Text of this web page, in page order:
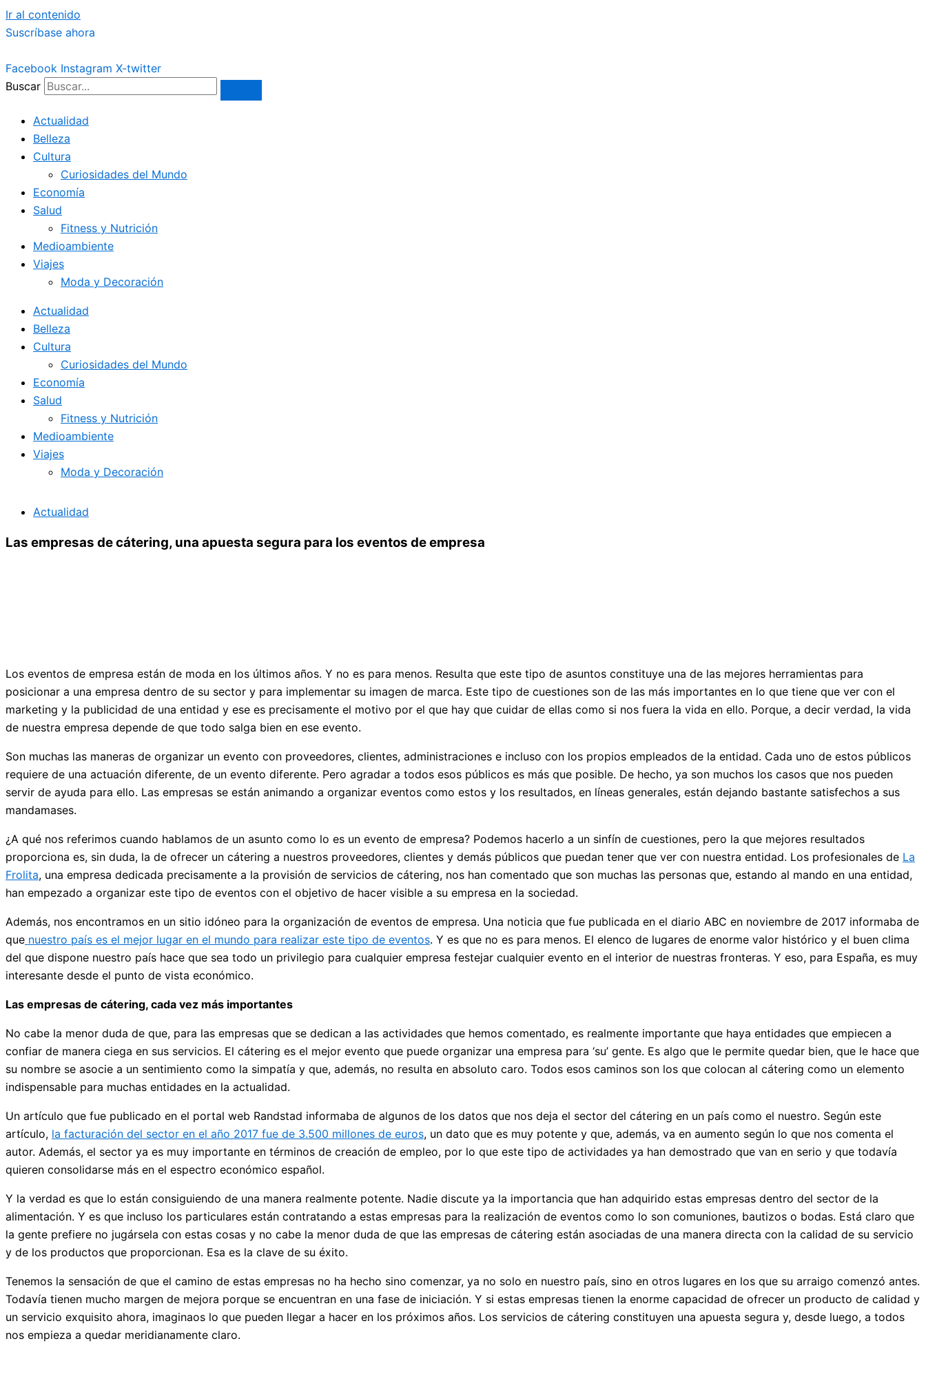
Ir al contenido
Suscríbase ahora
Facebook Instagram X-twitter
Buscar
Actualidad
Belleza
Cultura
Curiosidades del Mundo
Economía
Salud
Fitness y Nutrición
Medioambiente
Viajes
Moda y Decoración
Actualidad
Belleza
Cultura
Curiosidades del Mundo
Economía
Salud
Fitness y Nutrición
Medioambiente
Viajes
Moda y Decoración
Actualidad
Las empresas de cátering, una apuesta segura para los eventos de empresa
Los eventos de empresa están de moda en los últimos años. Y no es para menos. Resulta que este tipo de asuntos constituye una de las mejores herramientas para
posicionar a una empresa dentro de su sector y para implementar su imagen de marca. Este tipo de cuestiones son de las más importantes en lo que tiene que ver con el
marketing y la publicidad de una entidad y ese es precisamente el motivo por el que hay que cuidar de ellas como si nos fuera la vida en ello. Porque, a decir verdad, la vida
de nuestra empresa depende de que todo salga bien en ese evento.
Son muchas las maneras de organizar un evento con proveedores, clientes, administraciones e incluso con los propios empleados de la entidad. Cada uno de estos públicos
requiere de una actuación diferente, de un evento diferente. Pero agradar a todos esos públicos es más que posible. De hecho, ya son muchos los casos que nos pueden
servir de ayuda para ello. Las empresas se están animando a organizar eventos como estos y los resultados, en líneas generales, están dejando bastante satisfechos a sus
mandamases.
¿A qué nos referimos cuando hablamos de un asunto como lo es un evento de empresa? Podemos hacerlo a un sinfín de cuestiones, pero la que mejores resultados
proporciona es, sin duda, la de ofrecer un cátering a nuestros proveedores, clientes y demás públicos que puedan tener que ver con nuestra entidad. Los profesionales de La
Frolita, una empresa dedicada precisamente a la provisión de servicios de cátering, nos han comentado que son muchas las personas que, estando al mando en una entidad,
han empezado a organizar este tipo de eventos con el objetivo de hacer visible a su empresa en la sociedad.
Además, nos encontramos en un sitio idóneo para la organización de eventos de empresa. Una noticia que fue publicada en el diario ABC en noviembre de 2017 informaba de
que nuestro país es el mejor lugar en el mundo para realizar este tipo de eventos. Y es que no es para menos. El elenco de lugares de enorme valor histórico y el buen clima
del que dispone nuestro país hace que sea todo un privilegio para cualquier empresa festejar cualquier evento en el interior de nuestras fronteras. Y eso, para España, es muy
interesante desde el punto de vista económico.
Las empresas de cátering, cada vez más importantes
No cabe la menor duda de que, para las empresas que se dedican a las actividades que hemos comentado, es realmente importante que haya entidades que empiecen a
confiar de manera ciega en sus servicios. El cátering es el mejor evento que puede organizar una empresa para ‘su’ gente. Es algo que le permite quedar bien, que le hace que
su nombre se asocie a un sentimiento como la simpatía y que, además, no resulta en absoluto caro. Todos esos caminos son los que colocan al cátering como un elemento
indispensable para muchas entidades en la actualidad.
Un artículo que fue publicado en el portal web Randstad informaba de algunos de los datos que nos deja el sector del cátering en un país como el nuestro. Según este
artículo, la facturación del sector en el año 2017 fue de 3.500 millones de euros, un dato que es muy potente y que, además, va en aumento según lo que nos comenta el
autor. Además, el sector ya es muy importante en términos de creación de empleo, por lo que este tipo de actividades ya han demostrado que van en serio y que todavía
quieren consolidarse más en el espectro económico español.
Y la verdad es que lo están consiguiendo de una manera realmente potente. Nadie discute ya la importancia que han adquirido estas empresas dentro del sector de la
alimentación. Y es que incluso los particulares están contratando a estas empresas para la realización de eventos como lo son comuniones, bautizos o bodas. Está claro que
la gente prefiere no jugársela con estas cosas y no cabe la menor duda de que las empresas de cátering están asociadas de una manera directa con la calidad de su servicio
y de los productos que proporcionan. Esa es la clave de su éxito.
Tenemos la sensación de que el camino de estas empresas no ha hecho sino comenzar, ya no solo en nuestro país, sino en otros lugares en los que su arraigo comenzó antes.
Todavía tienen mucho margen de mejora porque se encuentran en una fase de iniciación. Y si estas empresas tienen la enorme capacidad de ofrecer un producto de calidad y
un servicio exquisito ahora, imaginaos lo que pueden llegar a hacer en los próximos años. Los servicios de cátering constituyen una apuesta segura y, desde luego, a todos
nos empieza a quedar meridianamente claro.